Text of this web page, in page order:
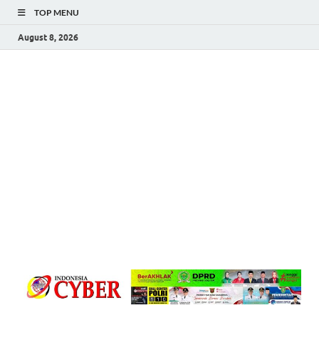
TOP MENU
August 8, 2026